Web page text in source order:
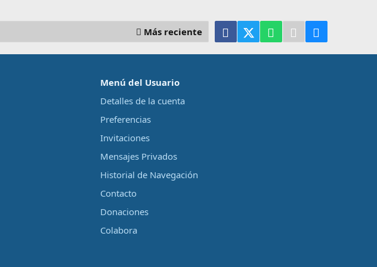
Más reciente FacebookX (Twitter)WhatsAppTelegram
Menú del Usuario
Detalles de la cuenta
Preferencias
Invitaciones
Mensajes Privados
Historial de Navegación
Contacto
Donaciones
Colabora